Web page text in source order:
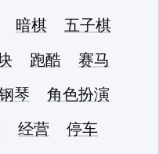
暗棋
五子棋
跑酷
赛马
琴
角色扮演
经营
停车